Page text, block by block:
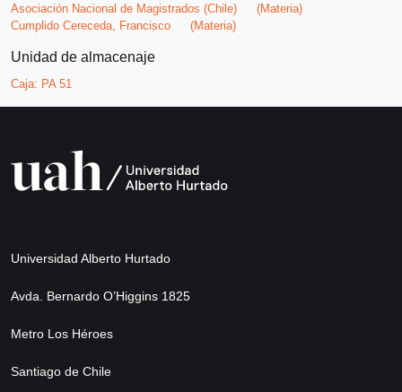
Asociación Nacional de Magistrados (Chile)
(Materia)
Cumplido Cereceda, Francisco
(Materia)
Unidad de almacenaje
Caja: PA 51
Universidad Alberto Hurtado
Avda. Bernardo O’Higgins 1825
Metro Los Héroes
Santiago de Chile